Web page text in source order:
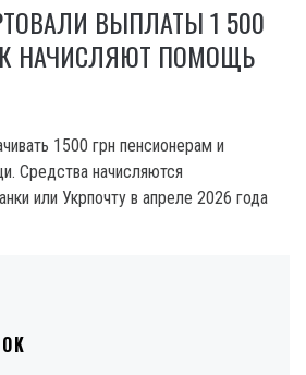
ВЫПЛАТЫ 1 500
НАЧИСЛЯЮТ ПОМОЩЬ
1500 грн пенсионерам и
Средства начисляются
или Укрпочту в апреле 2026 года